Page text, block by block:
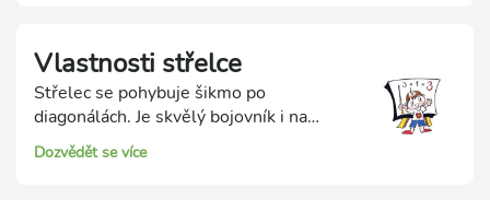
Vlastnosti střelce
Střelec se pohybuje šikmo po
diagonálách. Je skvělý bojovník i na
dálku, ale táhne jen po jedné barvě polí.
Střelec je silný, když má volné diagonály
Dozvědět se více